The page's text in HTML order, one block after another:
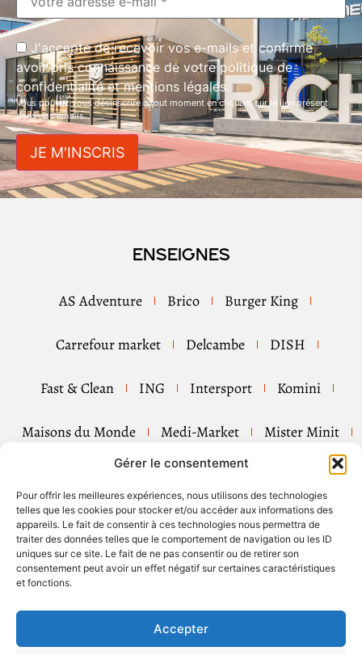
Gérer le consentement
Pour offrir les meilleures expériences, nous utilisons des technologies
telles que les cookies pour stocker et/ou accéder aux informations des
appareils. Le fait de consentir à ces technologies nous permettra de
traiter des données telles que le comportement de navigation ou les ID
uniques sur ce site. Le fait de ne pas consentir ou de retirer son
consentement peut avoir un effet négatif sur certaines caractéristiques
et fonctions.
Accepter
J'accepte de recevoir vos e-mails et confirme
avoir pris connaissance de votre politique de
confidentialité et mentions légales.
Vous pouvez vous désinscrire à tout moment en cliquant sur le lien présent
dans nos emails.
Enseignes
AS Adventure Brico Burger King
Carrefour market Delcambe DISH
Fast & Clean ING Intersport Komini
Maisons du Monde Medi-Market Mister Minit
Rubriques